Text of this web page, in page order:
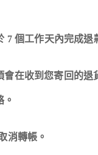
7 個工作天內完成退
會在收到您寄回的
消轉帳。